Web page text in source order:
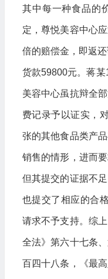
其中每一种食品的
定，尊悦美容中心
倍的赔偿金，即返
货款59800元。蒋
美容中心虽抗辩全
费记录予以证实，
张的其他食品类产
销售的情形，进而
但其提交的证据不
也提交了相应的合
请求不予支持。综
全法》第六十七条
百四十八条，《最